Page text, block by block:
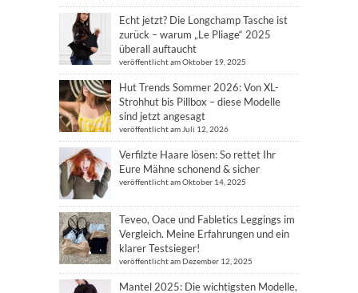
Echt jetzt? Die Longchamp Tasche ist
zurück – warum „Le Pliage“ 2025
überall auftaucht
veröffentlicht am Oktober 19, 2025
Hut Trends Sommer 2026: Von XL-
Strohhut bis Pillbox – diese Modelle
sind jetzt angesagt
veröffentlicht am Juli 12, 2026
Verfilzte Haare lösen: So rettet Ihr
Eure Mähne schonend & sicher
veröffentlicht am Oktober 14, 2025
Teveo, Oace und Fabletics Leggings im
Vergleich. Meine Erfahrungen und ein
klarer Testsieger!
veröffentlicht am Dezember 12, 2025
Mantel 2025: Die wichtigsten Modelle,